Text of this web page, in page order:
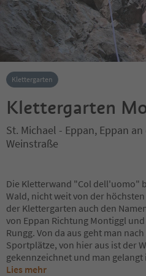
Klettergarten
Klettergarten
St. Michael - Eppan, Eppan
Weinstraße
Die Kletterwand "Col dell'uomo"
Wald, nicht weit von der
der Klettergarten auch den
von Eppan Richtung Montiggl
Rungg. Von da aus geht man
Sportplätze, von hier aus ist der
gekennzeichnet und man gelangt
Lies mehr